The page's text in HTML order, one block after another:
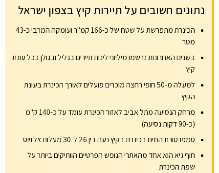
נתונים חשובים על תיירות קיץ בצפון ישראל
הכינרת מתפרשת על שטח של כ-166 קמ"ר ועומקה המרבי כ-43
מטר
בשנים האחרונות נרשמו מיליוני לינות תיירים בגליל ובגולן בכל עונת
קיץ
למעלה מ-50 חופי רחצה מוכרים פועלים לאורך הכינרת בעונת
הקיץ
מרחק הנסיעה מתל אביב לאזור הכינרת עומד על כ-140 ק"מ
(כ-90 דקות נסיעה)
טמפרטורת המים בכינרת בקיץ נעה בין 26 ל-30 מעלות צלזיוס
חוף גיא הוא אחד מהאתרי הנופש הפרטיים הוותיקים ביותר על
שפת הכינרת